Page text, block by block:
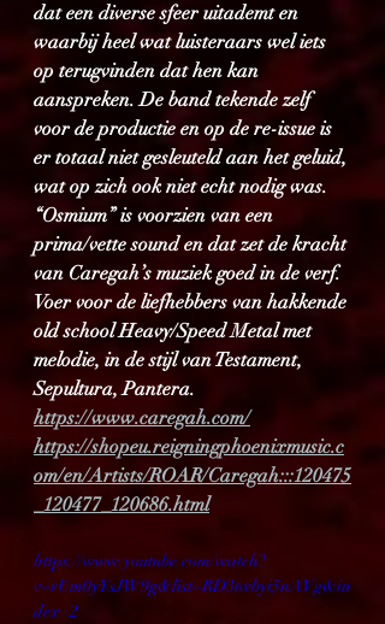
dat een diverse sfeer uitademt en
waarbij heel wat luisteraars wel iets
op terugvinden dat hen kan
aanspreken. De band tekende zelf
voor de productie en op de re-issue is
er totaal niet gesleuteld aan het geluid,
wat op zich ook niet echt nodig was.
“Osmium” is voorzien van een
prima/vette sound en dat zet de kracht
van Caregah’s muziek goed in de verf.
Voer voor de liefhebbers van hakkende
old school Heavy/Speed Metal met
melodie, in de stijl van Testament,
Sepultura, Pantera.
https://www.caregah.com/
https://shopeu.reigningphoenixmusic.c
om/en/Artists/ROAR/Caregah:::120475
_120477_120686.html
https://www.youtube.com/watch?
v=rUm0yYsJW9g&list=RD3twbyi5nAVg&in
dex=2